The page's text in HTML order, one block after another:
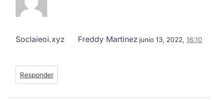
Freddy Martinez junio 13, 2022, 16:10
Soclaieoi.xyz
Responder